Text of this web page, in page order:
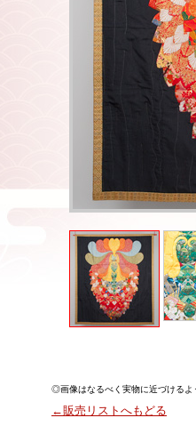
◎画像はなるべく実物に近づけるよ
←販売リストへもどる